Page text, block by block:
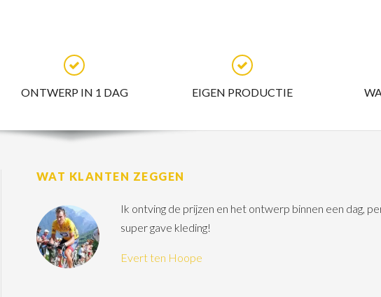
ONTWERP IN 1 DAG EIGEN PRODUCTIE
WAT KLANTEN ZEGGEN
Ik ontving de prijzen en het ontwerp binnen een dag,
super gave kleding!
Evert ten Hoope